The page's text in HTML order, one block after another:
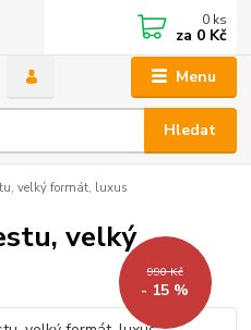
Menu
Hledat
0 ks
za 0 Kč
velký formát, luxus
velký
990 Kč
- 15 %